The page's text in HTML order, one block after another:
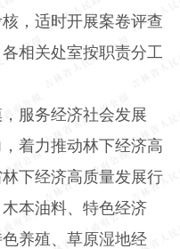
，适时开展案卷评查
相关处室按职责分工
，服务经济社会发展
着力推动林下经济高
下经济高质量发展行
本油料、特色经济
养殖、草原湿地经